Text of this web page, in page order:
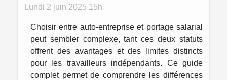
Lundi 2 juin 2025 15h
Choisir entre auto-entreprise et portage salarial
peut sembler complexe, tant ces deux statuts
offrent des avantages et des limites distincts
pour les travailleurs indépendants. Ce guide
complet permet de comprendre les différences